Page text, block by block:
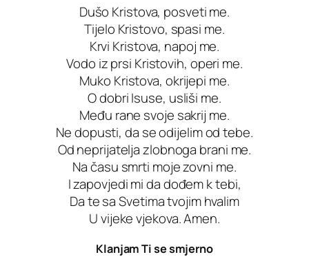
Dušo Kristova, posveti me.
Tijelo Kristovo, spasi me.
Krvi Kristova, napoj me.
Vodo iz prsi Kristovih, operi me.
Muko Kristova, okrijepi me.
O dobri Isuse, usliši me.
Među rane svoje sakrij me.
Ne dopusti, da se odijelim od tebe.
Od neprijatelja zlobnoga brani me.
Na času smrti moje zovni me.
I zapovjedi mi da dođem k tebi,
Da te sa Svetima tvojim hvalim
U vijeke vjekova. Amen.
Klanjam Ti se smjerno